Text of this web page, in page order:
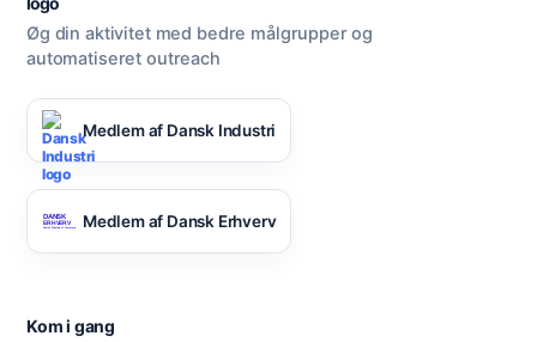
Øg din aktivitet med bedre målgrupper og
automatiseret outreach
Medlem af Dansk Industri
Medlem af Dansk Erhverv
Kom i gang